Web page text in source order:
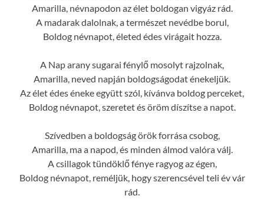
Amarilla, névnapodon az élet boldogan vigyáz rád.
A madarak dalolnak, a természet nevédbe borul,
Boldog névnapot, életed édes virágait hozza.
A Nap arany sugarai fénylő mosolyt rajzolnak,
Amarilla, neved napján boldogságodat énekeljük.
Az élet édes éneke együtt szól, kívánva boldog perceket,
Boldog névnapot, szeretet és öröm díszítse a napot.
Szívedben a boldogság örök forrása csobog,
Amarilla, ma a napod, és minden álmod valóra válj.
A csillagok tündöklő fénye ragyog az égen,
Boldog névnapot, reméljük, hogy szerencsével teli év vár
rád.